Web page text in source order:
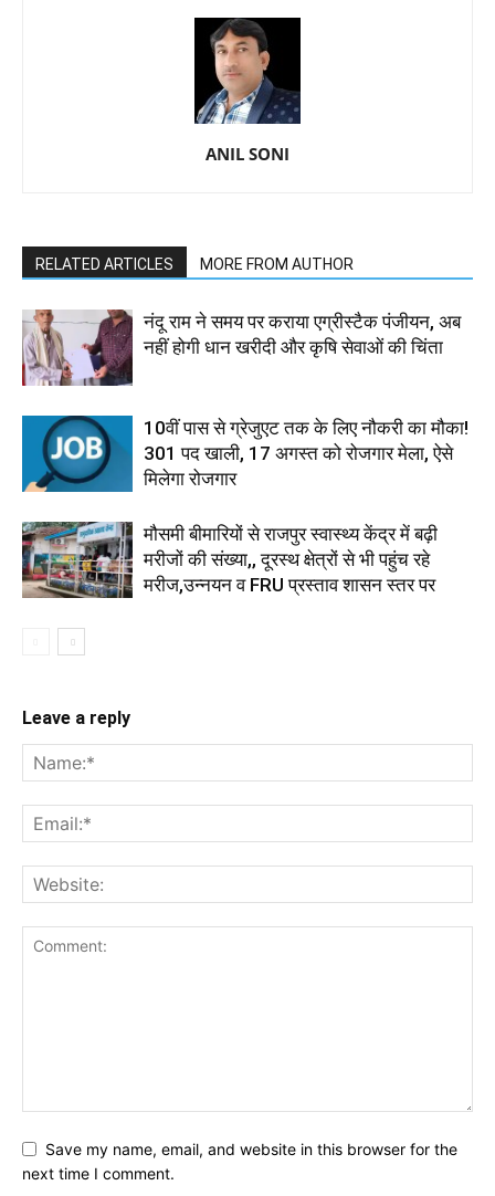
ANIL SONI
RELATED ARTICLES MORE FROM AUTHOR
नंदू राम ने समय पर कराया एग्रीस्टैक पंजीयन, अब
नहीं होगी धान खरीदी और कृषि सेवाओं की चिंता
10वीं पास से ग्रेजुएट तक के लिए नौकरी का मौका!
301 पद खाली, 17 अगस्त को रोजगार मेला, ऐसे
मिलेगा रोजगार
मौसमी बीमारियों से राजपुर स्वास्थ्य केंद्र में बढ़ी
मरीजों की संख्या,, दूरस्थ क्षेत्रों से भी पहुंच रहे
मरीज,उन्नयन व FRU प्रस्ताव शासन स्तर पर
Leave a reply
Save my name, email, and website in this browser for the
next time I comment.